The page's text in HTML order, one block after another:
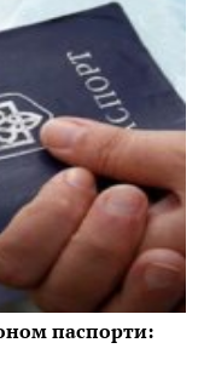
паспорти: